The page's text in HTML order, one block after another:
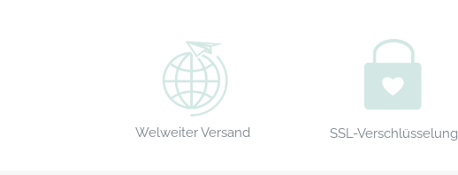
Welweiter Versand SSL-Verschlüsselung